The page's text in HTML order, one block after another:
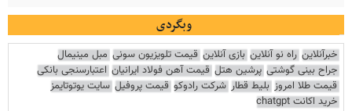
وبگردی
خبرآنلاین راه نو آنلاین بازی آنلاین قیمت تلویزیون سونی مبل مینیمال
جراح بینی گوشتی پرشین هتل قیمت آهن فولاد ایرانیان اعتبارسنجی بانکی
قیمت طلا امروز بلیط قطار شرکت رادوکو قیمت پروفیل سایت یوتوتایمز
خرید اکانت chatgpt